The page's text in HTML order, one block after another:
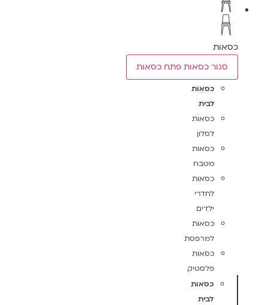
כסאות
סגור כסאות פתח כסאות
כסאות
לבית
כסאות
לסלון
כסאות
מטבח
כסאות
לחדרי
ילדים
כסאות
למרפסת
כסאות
פלסטיק
כסאות
לבית